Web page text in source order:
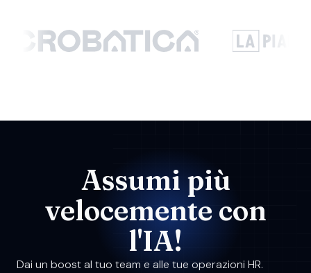
Assumi più
velocemente con
l'IA!
Dai un boost al tuo team e alle tue operazioni HR.